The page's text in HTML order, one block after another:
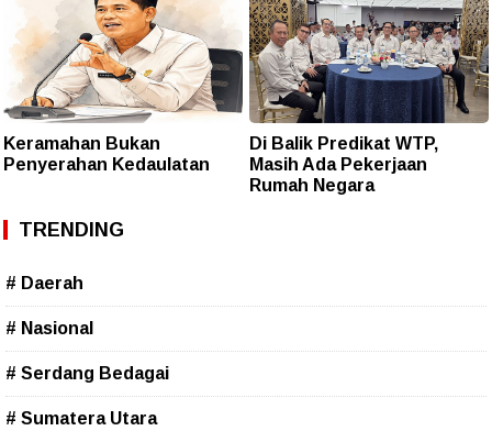
Keramahan Bukan
Penyerahan Kedaulatan
Di Balik Predikat WTP,
Masih Ada Pekerjaan
Rumah Negara
TRENDING
# Daerah
# Nasional
# Serdang Bedagai
# Sumatera Utara